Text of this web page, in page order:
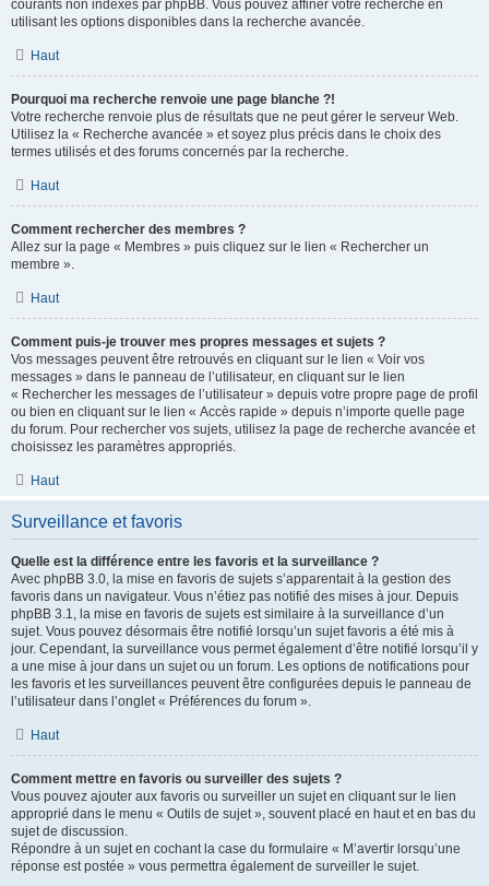
courants non indexés par phpBB. Vous pouvez affiner votre recherche en
utilisant les options disponibles dans la recherche avancée.
Haut
Pourquoi ma recherche renvoie une page blanche ?!
Votre recherche renvoie plus de résultats que ne peut gérer le serveur Web.
Utilisez la « Recherche avancée » et soyez plus précis dans le choix des
termes utilisés et des forums concernés par la recherche.
Haut
Comment rechercher des membres ?
Allez sur la page « Membres » puis cliquez sur le lien « Rechercher un
membre ».
Haut
Comment puis-je trouver mes propres messages et sujets ?
Vos messages peuvent être retrouvés en cliquant sur le lien « Voir vos
messages » dans le panneau de l’utilisateur, en cliquant sur le lien
« Rechercher les messages de l’utilisateur » depuis votre propre page de profil
ou bien en cliquant sur le lien « Accès rapide » depuis n’importe quelle page
du forum. Pour rechercher vos sujets, utilisez la page de recherche avancée et
choisissez les paramètres appropriés.
Haut
Surveillance et favoris
Quelle est la différence entre les favoris et la surveillance ?
Avec phpBB 3.0, la mise en favoris de sujets s’apparentait à la gestion des
favoris dans un navigateur. Vous n’étiez pas notifié des mises à jour. Depuis
phpBB 3.1, la mise en favoris de sujets est similaire à la surveillance d’un
sujet. Vous pouvez désormais être notifié lorsqu’un sujet favoris a été mis à
jour. Cependant, la surveillance vous permet également d’être notifié lorsqu’il y
a une mise à jour dans un sujet ou un forum. Les options de notifications pour
les favoris et les surveillances peuvent être configurées depuis le panneau de
l’utilisateur dans l’onglet « Préférences du forum ».
Haut
Comment mettre en favoris ou surveiller des sujets ?
Vous pouvez ajouter aux favoris ou surveiller un sujet en cliquant sur le lien
approprié dans le menu « Outils de sujet », souvent placé en haut et en bas du
sujet de discussion.
Répondre à un sujet en cochant la case du formulaire « M’avertir lorsqu’une
réponse est postée » vous permettra également de surveiller le sujet.